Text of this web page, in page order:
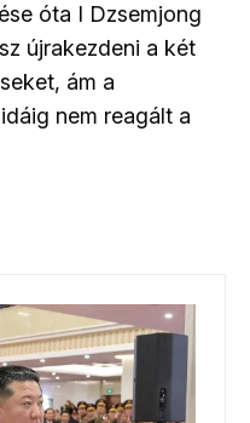
óta I Dzsemjong
újrakezdeni a két
ám a
nem reagált a